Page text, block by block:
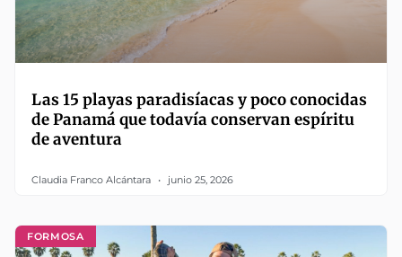
Las 15 playas paradisíacas y poco conocidas
de Panamá que todavía conservan espíritu
de aventura
Claudia Franco Alcántara junio 25, 2026
FORMOSA